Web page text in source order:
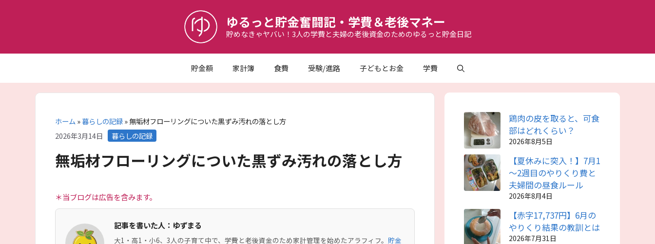
ツ
ゆるっと貯金奮闘記・学費＆老後マネー
貯めなきゃヤバい！3人の学費と夫婦の老後資金のためのゆるっと貯金日記
貯金額 家計簿 食費 受験/進路 子どもとお金 学費
ホーム»暮らしの記録»無垢材フローリングについた黒ずみ汚れの落とし方
2026年3月14日 カ
テ
ゴ
リ
暮らしの記録
無垢材フローリングについた黒ずみ汚れの落とし方
＊当ブログは広告を含みます。
記事を書いた人：ゆずまる
大1・高1・小6、3人の子育て中で、学費と老後資金のため家計管理を始めたアラフィフ。 貯金
鶏肉の皮を取ると、可食
部はどれくらい？
2026年8月5日
【夏休みに突入！】7月1
～2週目のやりくり費と
夫婦間の昼食ルール
2026年8月4日
【赤字17,737円】6月の
やりくり結果の教訓とは
2026年7月31日